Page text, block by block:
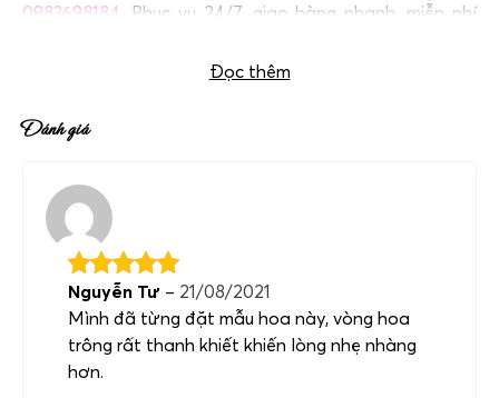
0983698184
. Phục vụ 24/7, giao hàng nhanh, miễn phí
Đọc thêm
Đánh giá
Nguyễn Tư – 21/08/2021
Mình đã từng đặt mẫu hoa này, vòng hoa
trông rất thanh khiết khiến lòng nhẹ nhàng
hơn.